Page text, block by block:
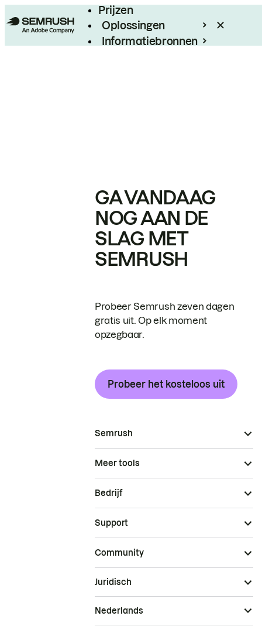
Prijzen
Oplossingen
Informatiebronnen
GA VANDAAG
NOG AAN DE
SLAG MET
SEMRUSH
Probeer Semrush zeven dagen
gratis uit. Op elk moment
opzegbaar.
Probeer het kosteloos uit
Semrush
Meer tools
Bedrijf
Support
Community
Juridisch
Nederlands